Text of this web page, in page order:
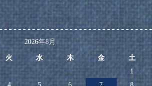
2026年8月
火 水 木 金
土
1